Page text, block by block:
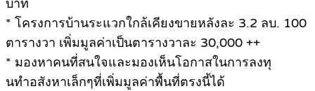
บาท
* โครงการบ้านระแวกใกล้เคียงขายหลังละ 3.2 ลบ. 100
ตารางวา เพิ่มมูลค่าเป็นตารางวาละ 30,000 ++
* มองหาคนที่สนใจและมองเห็นโอกาสในการลงทุ
นทำอสังหาเล็กๆที่เพิ่มมูลค่าพื้นที่ตรงนี้ได้